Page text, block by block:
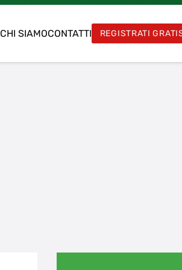
CHI SIAMOCONTATTI REGISTRATI